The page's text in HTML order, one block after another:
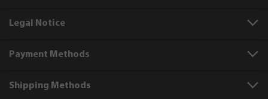
Legal Notice
Payment Methods
Shipping Methods